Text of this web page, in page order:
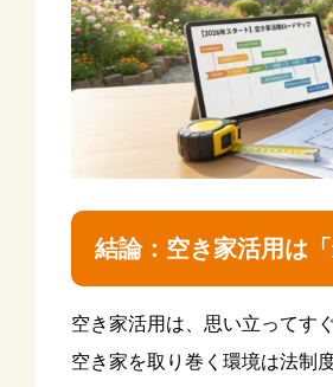
結論：空き家活用は
空き家活用は、思い立ってす
空き家を取り巻く環境は法制